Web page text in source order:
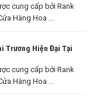
cung cấp bởi Rank
Hàng Hoa ...
Trương Hiện Đại Tại
cung cấp bởi Rank
Hàng Hoa ...